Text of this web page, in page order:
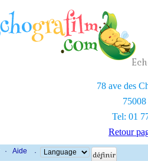
78 ave des
Tel: 01
Retour
· Aide ·